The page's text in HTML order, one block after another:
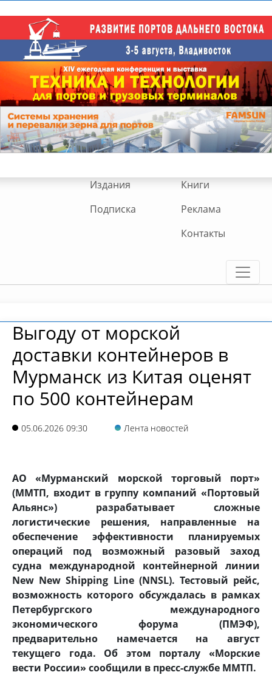
Издания
Книги
Подписка
Реклама
Контакты
Выгоду от морской
доставки контейнеров в
Мурманск из Китая оценят
по 500 контейнерам
05.06.2026 09:30 Лента новостей
АО «Мурманский морской торговый порт»
(ММТП, входит в группу компаний «Портовый
Альянс») разрабатывает сложные
логистические решения, направленные на
обеспечение эффективности планируемых
операций под возможный разовый заход
судна международной контейнерной линии
New New Shipping Line (NNSL). Тестовый рейс,
возможность которого обсуждалась в рамках
Петербургского международного
экономического форума (ПМЭФ),
предварительно намечается на август
текущего года. Об этом порталу «Морские
вести России» сообщили в пресс-службе ММТП.